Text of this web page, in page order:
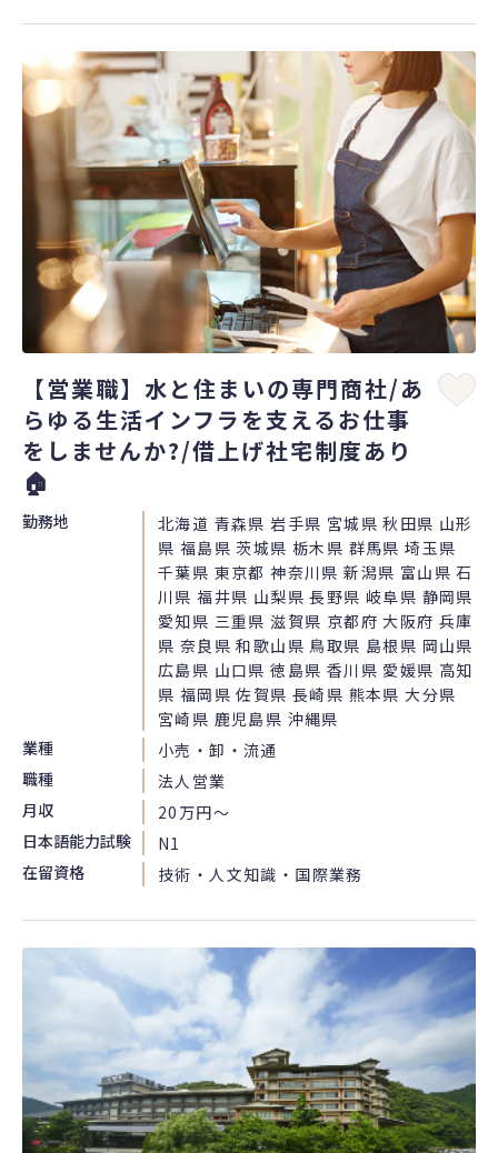
【営業職】水と住まいの専門商社/あ
らゆる生活インフラを支えるお仕事
をしませんか?/借上げ社宅制度あり
🏠
勤務地
北海道 青森県 岩手県 宮城県 秋田県 山形
県 福島県 茨城県 栃木県 群馬県 埼玉県
千葉県 東京都 神奈川県 新潟県 富山県 石
川県 福井県 山梨県 長野県 岐阜県 静岡県
愛知県 三重県 滋賀県 京都府 大阪府 兵庫
県 奈良県 和歌山県 鳥取県 島根県 岡山県
広島県 山口県 徳島県 香川県 愛媛県 高知
県 福岡県 佐賀県 長崎県 熊本県 大分県
宮崎県 鹿児島県 沖縄県
業種
小売・卸・流通
職種
法人営業
月収
20万円〜
日本語能力試験
N1
在留資格
技術・人文知識・国際業務